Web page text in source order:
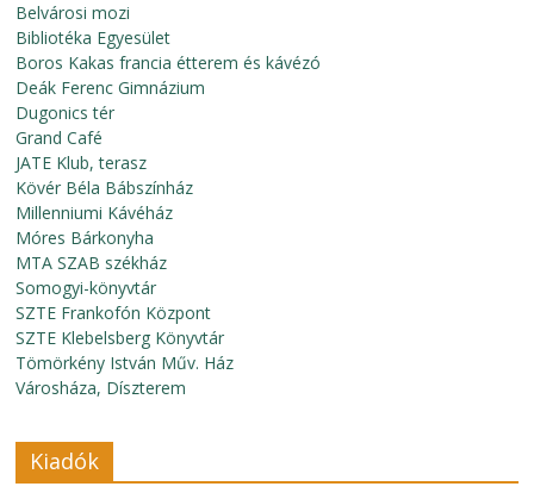
Belvárosi mozi
Bibliotéka Egyesület
Boros Kakas francia étterem és kávézó
Deák Ferenc Gimnázium
Dugonics tér
Grand Café
JATE Klub, terasz
Kövér Béla Bábszínház
Millenniumi Kávéház
Móres Bárkonyha
MTA SZAB székház
Somogyi-könyvtár
SZTE Frankofón Központ
SZTE Klebelsberg Könyvtár
Tömörkény István Műv. Ház
Városháza, Díszterem
Kiadók